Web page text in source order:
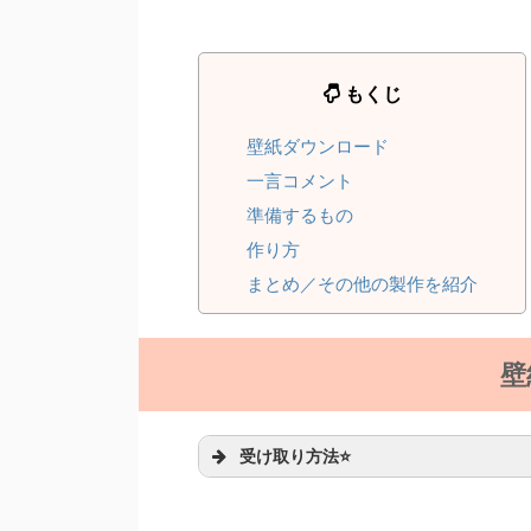
もくじ
壁紙ダウンロード
一言コメント
準備するもの
作り方
まとめ／その他の製作を紹介
受け取り方法⭐